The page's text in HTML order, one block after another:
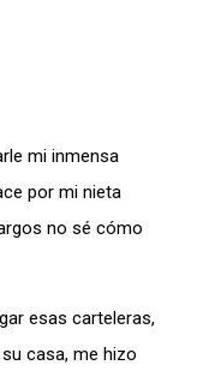
mi inmensa
por mi nieta
no sé cómo
esas carteleras,
casa, me hizo